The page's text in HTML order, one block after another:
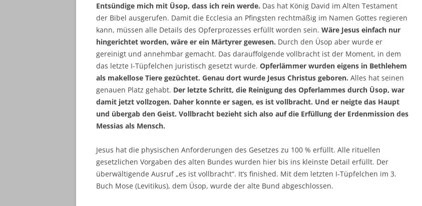
Entsündige mich mit Üsop, dass ich rein werde. Das hat König David im Alten Testament
der Bibel ausgerufen. Damit die Ecclesia an Pfingsten rechtmäßig im Namen Gottes regieren
kann, müssen alle Details des Opferprozesses erfüllt worden sein. Wäre Jesus einfach nur
hingerichtet worden, wäre er ein Märtyrer gewesen. Durch den Üsop aber wurde er
gereinigt und annehmbar gemacht. Das darauffolgende vollbracht ist der Moment, in dem
das letzte I-Tüpfelchen juristisch gesetzt wurde. Opferlämmer wurden eigens in Bethlehem
als makellose Tiere gezüchtet. Genau dort wurde Jesus Christus geboren. Alles hat seinen
genauen Platz gehabt. Der letzte Schritt, die Reinigung des Opferlammes durch Üsop, war
damit jetzt vollzogen. Daher konnte er sagen, es ist vollbracht. Und er neigte das Haupt
und übergab den Geist. Vollbracht bezieht sich also auf die Erfüllung der Erdenmission des
Messias als Mensch.
Jesus hat die physischen Anforderungen des Gesetzes zu 100 % erfüllt. Alle rituellen
gesetzlichen Vorgaben des alten Bundes wurden hier bis ins kleinste Detail erfüllt. Der
überwältigende Ausruf „es ist vollbracht“. It’s finished. Mit dem letzten I-Tüpfelchen im 3.
Buch Mose (Levitikus), dem Üsop, wurde der alte Bund abgeschlossen.